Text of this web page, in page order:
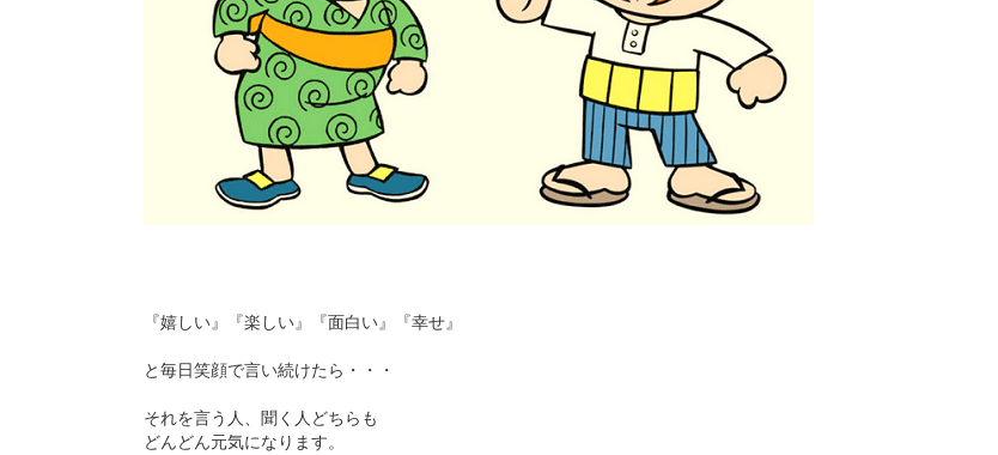
『嬉しい』『楽しい』『面白い』『幸せ』
と毎日笑顔で言い続けたら・・・
それを言う人、聞く人どちらも
どんどん元気になります。